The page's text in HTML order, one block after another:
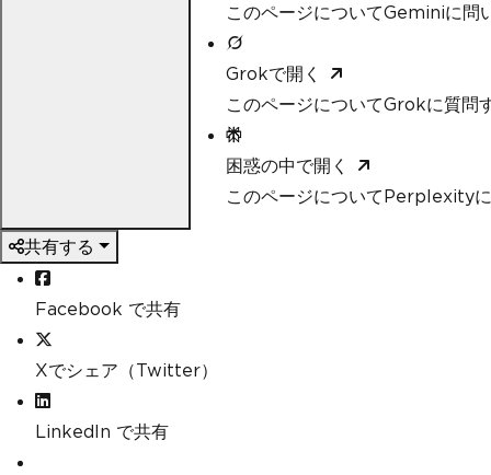
このページについてGeminiに問
Grokで開く
このページについてGrokに質問
困惑の中で開く
このページについてPerplexity
共有する
Facebook で共有
Xでシェア（Twitter）
LinkedIn で共有